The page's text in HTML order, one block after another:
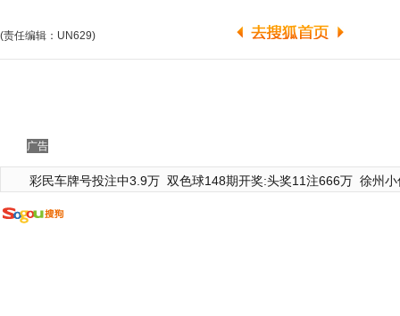
(责任编辑：UN629)
广告
彩民车牌号投注中3.9万 双色球148期开奖:头奖11注666万 徐州